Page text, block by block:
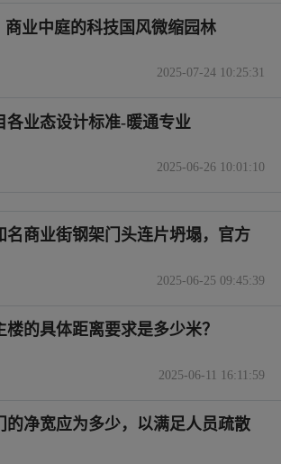
商业中庭的科技国风微缩园林
2025-07-24 10:25:31
各业态设计标准-暖通专业
2025-06-26 10:01:10
名商业街钢架门头连片坍塌，官方
2025-06-25 09:45:39
楼的具体距离要求是多少米？
2025-06-11 16:11:59
的净宽应为多少，以满足人员疏散